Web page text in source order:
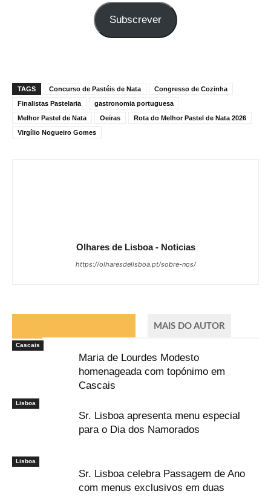
Subscrever
TAGS Concurso de Pastéis de Nata
Congresso de Cozinha
Finalistas Pastelaria
gastronomia portuguesa
Melhor Pastel de Nata
Oeiras
Rota do Melhor Pastel de Nata 2026
Virgílio Nogueiro Gomes
Olhares de Lisboa - Noticias
https://olharesdelisboa.pt/sobre-nos/
MAIS DO AUTOR
Cascais
Maria de Lourdes Modesto
homenageada com topónimo em
Cascais
Lisboa
Sr. Lisboa apresenta menu especial
para o Dia dos Namorados
Lisboa
Sr. Lisboa celebra Passagem de Ano
com menus exclusivos em duas